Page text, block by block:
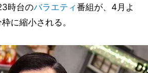
時台のバラエティ番組が、4月よ
に縮小される。